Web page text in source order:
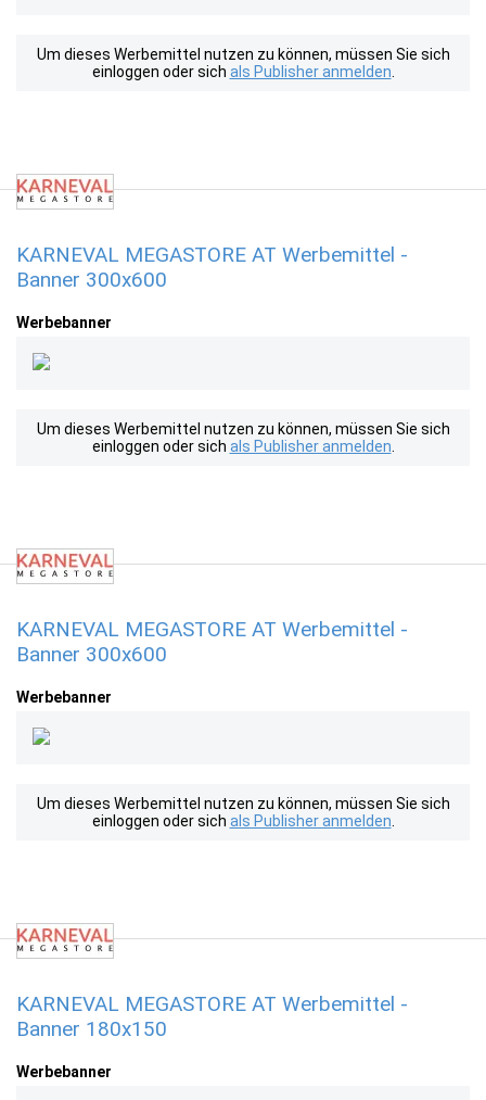
Um dieses Werbemittel nutzen zu können, müssen Sie sich
einloggen oder sich als Publisher anmelden
KARNEVAL MEGASTORE AT Werbemittel -
Banner 300x600
Werbebanner
Um dieses Werbemittel nutzen zu können, müssen Sie sich
einloggen oder sich als Publisher anmelden
KARNEVAL MEGASTORE AT Werbemittel -
Banner 300x600
Werbebanner
Um dieses Werbemittel nutzen zu können, müssen Sie sich
einloggen oder sich als Publisher anmelden
KARNEVAL MEGASTORE AT Werbemittel -
Banner 180x150
Werbebanner